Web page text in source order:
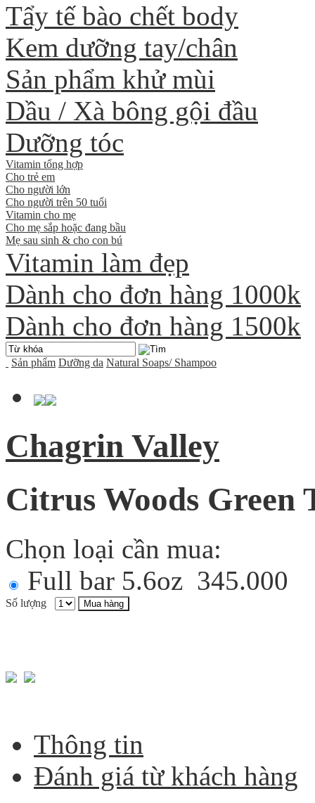
Tẩy tế bào chết body
Kem dưỡng tay/chân
Sản phẩm khử mùi
Dầu / Xà bông gội đầu
Dưỡng tóc
Vitamin tổng hợp
Cho trẻ em
Cho người lớn
Cho người trên 50 tuổi
Vitamin cho mẹ
Cho mẹ sắp hoặc đang bầu
Mẹ sau sinh & cho con bú
Vitamin làm đẹp
Dành cho đơn hàng 1000k
Dành cho đơn hàng 1500k
Sản phẩm Dưỡng da Natural Soaps/ Shampoo
Chagrin Valley
Citrus Woods Green
Chọn loại cần mua:
Full bar 5.6oz 345.000
Số lượng Mua hàng
Thông tin
Đánh giá từ khách hàng